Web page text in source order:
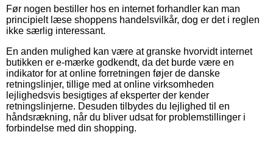
Før nogen bestiller hos en internet forhandler kan man
principielt læse shoppens handelsvilkår, dog er det i reglen
ikke særlig interessant.
En anden mulighed kan være at granske hvorvidt internet
butikken er e-mærke godkendt, da det burde være en
indikator for at online forretningen føjer de danske
retningslinjer, tillige med at online virksomheden
lejlighedsvis besigtiges af eksperter der kender
retningslinjerne. Desuden tilbydes du lejlighed til en
håndsrækning, når du bliver udsat for problemstillinger i
forbindelse med din shopping.